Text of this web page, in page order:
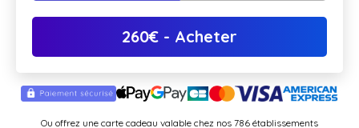
260€ - Acheter
Ou offrez une carte cadeau valable chez nos 786 établissements